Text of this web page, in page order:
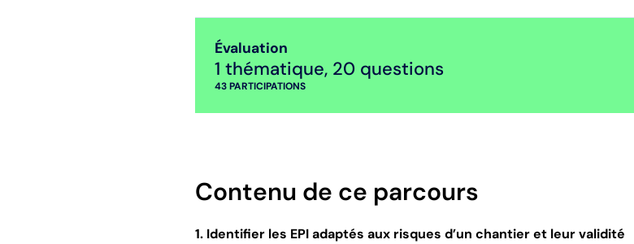
Évaluation
1 thématique, 20 questions
43PARTICIPATIONS
Contenu de ce parcours
1. Identifier les EPI adaptés aux risques d’un chantier et leur validité